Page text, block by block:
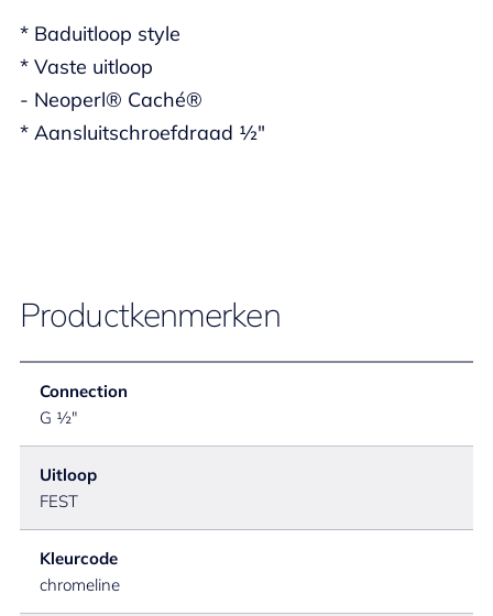
* Baduitloop style
* Vaste uitloop
- Neoperl® Caché®
* Aansluitschroefdraad ½"
Productkenmerken
Connection
G ½"
Uitloop
FEST
Kleurcode
chromeline